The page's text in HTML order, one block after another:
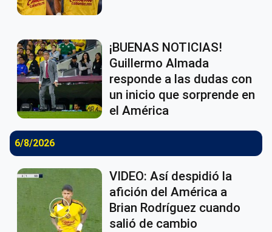
¡BUENAS NOTICIAS!
Guillermo Almada
responde a las dudas con
un inicio que sorprende en
el América
6/8/2026
VIDEO: Así despidió la
afición del América a
Brian Rodríguez cuando
salió de cambio